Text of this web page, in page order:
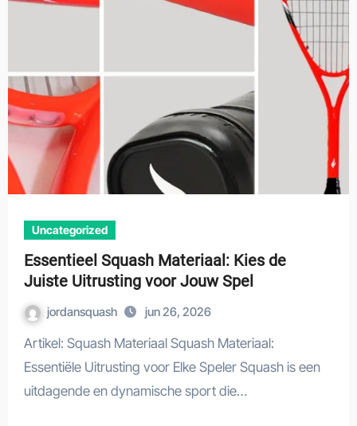
Uncategorized
Essentieel Squash Materiaal: Kies de
Juiste Uitrusting voor Jouw Spel
jordansquash jun 26, 2026
Artikel: Squash Materiaal Squash Materiaal:
Essentiële Uitrusting voor Elke Speler Squash is een
uitdagende en dynamische sport die…